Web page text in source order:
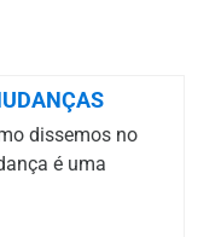
dissemos no
é uma